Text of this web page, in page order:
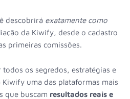
descobrirá exatamente como
da Kiwify, desde o cadastro
primeiras comissões.
todos os segredos, estratégias e
uma das plataformas mais
que buscam resultados reais e